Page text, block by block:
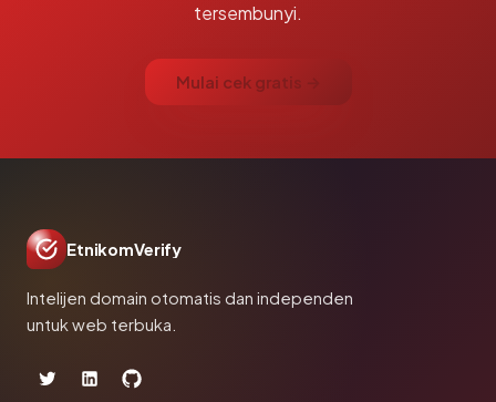
tersembunyi.
Mulai cek gratis →
EtnikomVerify
Intelijen domain otomatis dan independen
untuk web terbuka.